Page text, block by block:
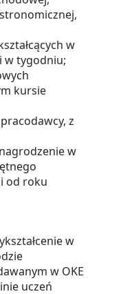
w
w tygodniu;
kursie
z
w
od roku
w
w OKE
uczeń